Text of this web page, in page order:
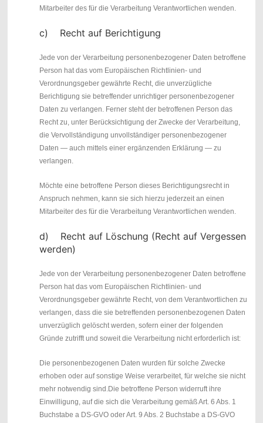
Mitarbeiter des für die Verarbeitung Verantwortlichen wenden.
c) Recht auf Berichtigung
Jede von der Verarbeitung personenbezogener Daten betroffene
Person hat das vom Europäischen Richtlinien- und
Verordnungsgeber gewährte Recht, die unverzügliche
Berichtigung sie betreffender unrichtiger personenbezogener
Daten zu verlangen. Ferner steht der betroffenen Person das
Recht zu, unter Berücksichtigung der Zwecke der Verarbeitung,
die Vervollständigung unvollständiger personenbezogener
Daten — auch mittels einer ergänzenden Erklärung — zu
verlangen.
Möchte eine betroffene Person dieses Berichtigungsrecht in
Anspruch nehmen, kann sie sich hierzu jederzeit an einen
Mitarbeiter des für die Verarbeitung Verantwortlichen wenden.
d) Recht auf Löschung (Recht auf Vergessen
werden)
Jede von der Verarbeitung personenbezogener Daten betroffene
Person hat das vom Europäischen Richtlinien- und
Verordnungsgeber gewährte Recht, von dem Verantwortlichen zu
verlangen, dass die sie betreffenden personenbezogenen Daten
unverzüglich gelöscht werden, sofern einer der folgenden
Gründe zutrifft und soweit die Verarbeitung nicht erforderlich ist:
Die personenbezogenen Daten wurden für solche Zwecke
erhoben oder auf sonstige Weise verarbeitet, für welche sie nicht
mehr notwendig sind. Die betroffene Person widerruft ihre
Einwilligung, auf die sich die Verarbeitung gemäß Art. 6 Abs. 1
Buchstabe a DS-GVO oder Art. 9 Abs. 2 Buchstabe a DS-GVO